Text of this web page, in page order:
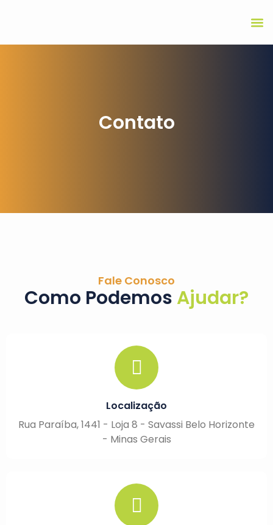
Contato
Fale Conosco
Como Podemos Ajudar?
Localização
Rua Paraíba, 1441 - Loja 8 - Savassi Belo Horizonte
- Minas Gerais